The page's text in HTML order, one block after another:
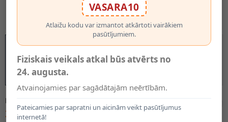
MODELIS:
30.00€
VASARA10
Atlaižu kodu var izmantot atkārtoti vairākiem
pasūtījumiem.
Fiziskais veikals atkal būs atvērts no
24. augusta.
Atvainojamies par sagādātajām neērtībām.
Pateicamies par sapratni un aicinām veikt pasūtījumus
internetā!